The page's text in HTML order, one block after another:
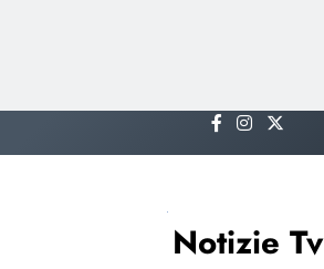
to
Notizie Tv